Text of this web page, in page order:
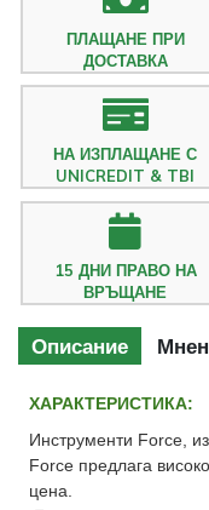
ПЛАЩАНЕ ПРИ
ДОСТАВКА
НА ИЗПЛАЩАНЕ С
UNICREDIT & TBI
15 ДНИ ПРАВО НА
ВРЪЩАНЕ
Описание
ХАРАКТЕРИСТИКА:
Инструменти Force,
Force предлага
цена.